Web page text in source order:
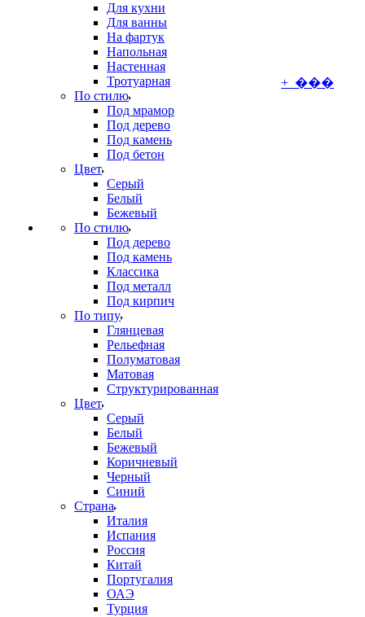
Для кухни
Для ванны
На фартук
Напольная
Настенная
Тротуарная
По стилю
Под мрамор
Под дерево
Под камень
Под бетон
Цвет
Серый
Белый
Бежевый
По стилю
Под дерево
Под камень
Классика
Под металл
Под кирпич
По типу
Глянцевая
Рельефная
Полуматовая
Матовая
Структурированная
Цвет
Серый
Белый
Бежевый
Коричневый
Черный
Синий
Страна
Италия
Испания
Россия
Китай
Португалия
ОАЭ
Турция
+ ���